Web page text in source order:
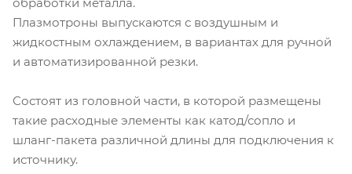
Плазмотроны выпускаются с воздушным и
жидкостным охлаждением, в вариантах для ручной
и автоматизированной резки.
Состоят из головной части, в которой размещены
такие расходные элементы как катод/сопло и
шланг-пакета различной длины для подключения к
источнику.